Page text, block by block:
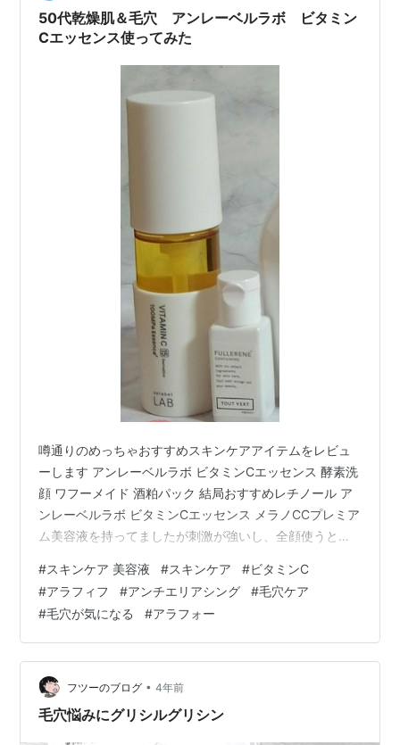
に洗い流さないと大変なことに😨 美容皮膚科のお医者様
によると、皮脂の量は人それぞれな…
50代乾燥肌＆毛穴 アンレーベルラボ ビタミン
Cエッセンス使ってみた
噂通りのめっちゃおすすめスキンケアアイテムをレビュ
ーします アンレーベルラボ ビタミンCエッセンス 酵素洗
顔 ワフーメイド 酒粕パック 結局おすすめレチノール ア
ンレーベルラボ ビタミンCエッセンス メラノCCプレミア
ム美容液を持ってましたが刺激が強いし、全顔使うと常
いかなと探しました。 ユーチューブでアンレーベルラボ
のビタミンCエッセンスが優しいというのを見て購入。使
用して2週間たったのでレビューします！ アンレーベル
ラボビタミンCエッセンス フラーレン 最高です！噂はほ
んとうだった！毛穴見えなくなった！特に鼻の毛穴は無
くなったの？って感じ…
#スキンケア 美容液 #スキンケア #ビタミンC
#アラフィフ #アンチエリアシング #毛穴ケア
#毛穴が気になる #アラフォー
フツーのブログ • 4年前
毛穴悩みにグリシルグリシン